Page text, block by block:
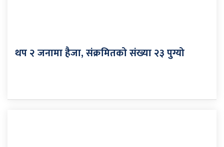
थप २ जनामा हैजा, संक्रमितको संख्या २३ पुग्यो